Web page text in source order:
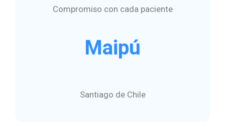
Compromiso con cada paciente
Maipú
Santiago de Chile